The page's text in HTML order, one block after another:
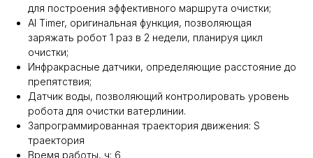
для построения эффективного маршрута очистки;
AI Timer, оригинальная функция, позволяющая
заряжать робот 1 раз в 2 недели, планируя цикл
очистки;
Инфракрасные датчики, определяющие расстояние до
препятствия;
Датчик воды, позволяющий контролировать уровень
робота для очистки ватерлинии.
Запрограммированная траектория движения: S
траектория
Время работы, ч: 6